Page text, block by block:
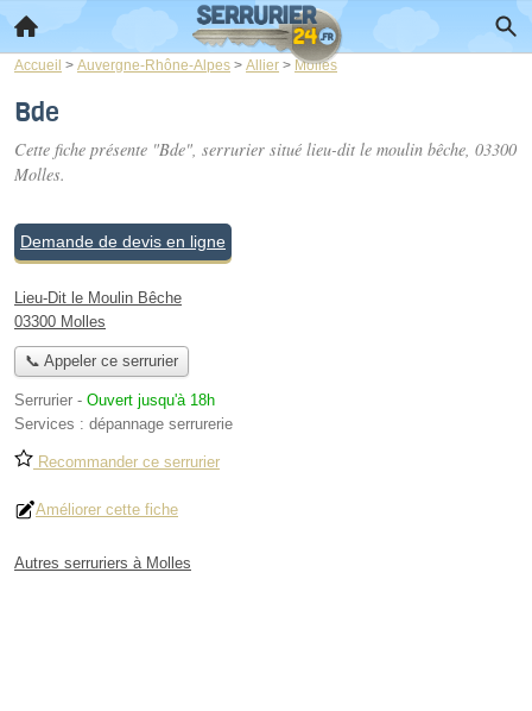
Accueil > Auvergne-Rhône-Alpes > Allier > Molles
Bde
Cette fiche présente "Bde", serrurier situé lieu-dit le moulin bêche, 03300
Molles.
Demande de devis en ligne
Lieu-Dit le Moulin Bêche
03300 Molles
📞 Appeler ce serrurier
Serrurier - Ouvert jusqu'à 18h
Services : dépannage serrurerie
Recommander ce serrurier
Améliorer cette fiche
Autres serruriers à Molles